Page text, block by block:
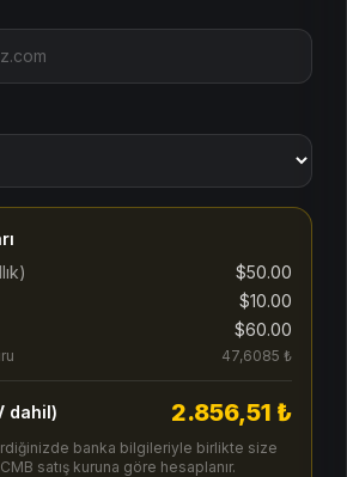
$50.00
$10.00
$60.00
47,6085 ₺
dahil) 2.856,51 ₺
banka bilgileriyle birlikte size
satış kuruna göre hesaplanır.